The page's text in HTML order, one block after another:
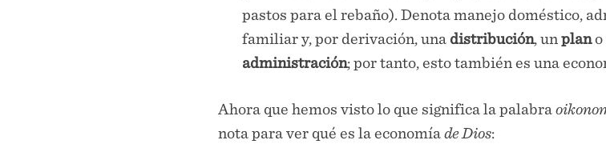
pastos para el rebaño). Denota manejo doméstico,
familiar y, por derivación, una distribución , un plano
administración; por tanto, esto también es una
Ahora que hemos visto lo que significa la palabra
nota para ver qué es la economía de Dios: